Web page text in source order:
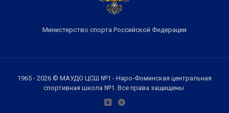
Министерство спорта Российской Федерации
1965 - 2026 © МАУДО ЦСШ №1 - Наро-Фоминская центральная
спортивная школа №1. Все права защищены.